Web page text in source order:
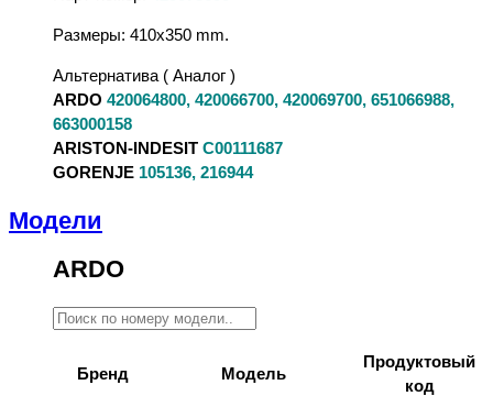
Размеры: 410x350 mm.
Альтернатива ( Аналог )
ARDO 420064800, 420066700, 420069700, 651066988,
663000158
ARISTON-INDESIT C00111687
GORENJE 105136, 216944
Модели
ARDO
Бренд Модель
Продуктовый
код